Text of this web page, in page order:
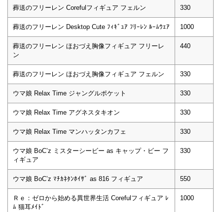
葬送のフリーレン Corefulフィギュア フェルン 330
葬送のフリーレン Desktop Cute ﾌｨｷﾞｭｱ ﾌﾘｰﾚﾝ ﾙｰﾑｳｪｱ 1000
葬送のフリーレン ほおづえ胸像フィギュア フリーレ
ン
440
葬送のフリーレン ほおづえ胸像フィギュア フェルン 330
ウマ娘 Relax Time ジャングルポケット 330
ウマ娘 Relax Time アグネスタキオン 330
ウマ娘 Relax Time マンハッタンカフェ 330
ウマ娘 BoC’z ミスターシービー as キャップ・ビー フ
ィギュア
330
ウマ娘 BoC’z ﾏﾁｶﾈﾀﾝﾎｲｻﾞ as 816 フィギュア 550
Ｒｅ：ゼロから始める異世界生活 Corefulフィギュア ﾚ
ﾑ 猫耳ﾒｲﾄﾞ
1000